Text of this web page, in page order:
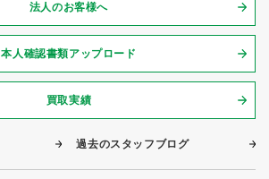
法人のお客様へ
本人確認書類アップロード
買取実績
過去のスタッフブログ